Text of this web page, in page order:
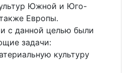
Южной и Юго-
Европы.
данной целью были
задачи:
культуру